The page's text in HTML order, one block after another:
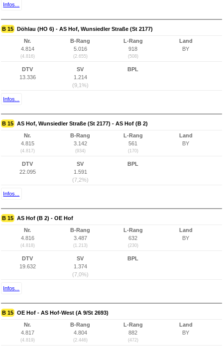
Infos...
B 15 Döhlau (HO 6) - AS Hof, Wunsiedler Straße (St 2177)
Nr.
4.814
(4.816)
B-Rang
5.016
(2.655)
L-Rang
918
(508)
Land
BY
DTV
13.336
SV
1.214
(9,1%)
BPL
Infos...
B 15 AS Hof, Wunsiedler Straße (St 2177) - AS Hof (B 2)
Nr.
4.815
(4.817)
B-Rang
3.142
(934)
L-Rang
561
(170)
Land
BY
DTV
22.095
SV
1.591
(7,2%)
BPL
Infos...
B 15 AS Hof (B 2) - OE Hof
Nr.
4.816
(4.818)
B-Rang
3.487
(1.213)
L-Rang
632
(230)
Land
BY
DTV
19.632
SV
1.374
(7,0%)
BPL
Infos...
B 15 OE Hof - AS Hof-West (A 9/St 2693)
Nr.
4.817
(4.819)
B-Rang
4.804
(2.446)
L-Rang
882
(472)
Land
BY